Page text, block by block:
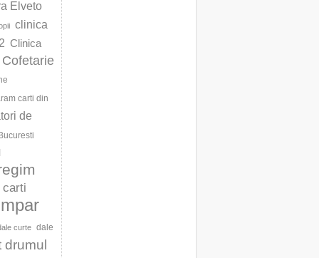
Elveto
clinica
Clinica
Cofetarie
carti din
de
carti
curte dale
drumul